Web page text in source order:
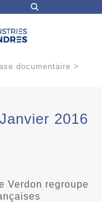
documentaire >
2016
Verdon regroupe